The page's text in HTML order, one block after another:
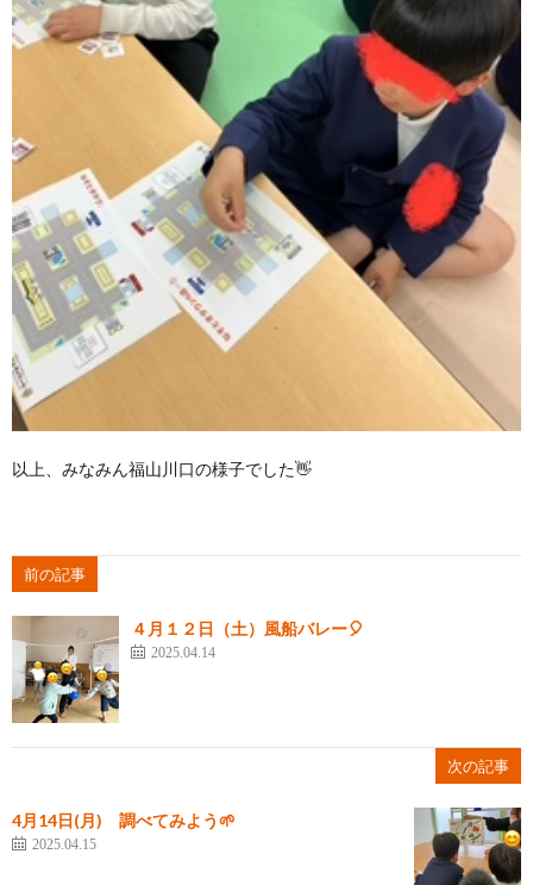
以上、みなみん福山川口の様子でした👋
前の記事
４月１２日（土）風船バレー🎈
2025.04.14
次の記事
4月14日(月) 調べてみよう🌱
2025.04.15